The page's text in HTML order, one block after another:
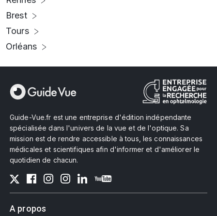
Brest
Tours
Orléans
Guide-Vue.fr est une entreprise d'édition indépendante
spécialisée dans l'univers de la vue et de l'optique. Sa
mission est de rendre accessible à tous, les connaissances
médicales et scientifiques afin d'informer et d'améliorer le
quotidien de chacun.
A propos